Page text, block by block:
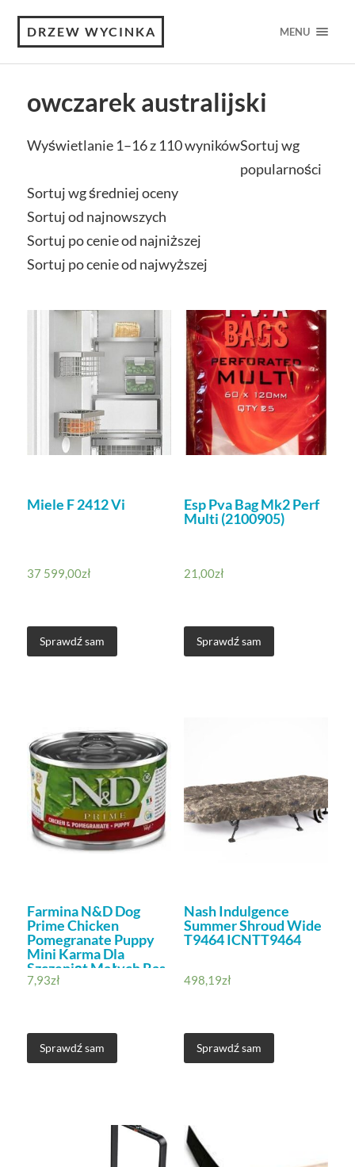
DRZEW WYCINKA MENU
owczarek australijski
Wyświetlanie 1–16 z 110 wynikówSortuj wg
popularności
Sortuj wg średniej oceny
Sortuj od najnowszych
Sortuj po cenie od najniższej
Sortuj po cenie od najwyższej
Miele F 2412 Vi
37 599,00zł
Sprawdź sam
Esp Pva Bag Mk2 Perf
Multi (2100905)
21,00zł
Sprawdź sam
Farmina N&D Dog
Prime Chicken
Pomegranate Puppy
Mini Karma Dla
Szczeniąt Małych Ras
140G
7,93zł
Sprawdź sam
Nash Indulgence
Summer Shroud Wide
T9464 ICNTT9464
498,19zł
Sprawdź sam